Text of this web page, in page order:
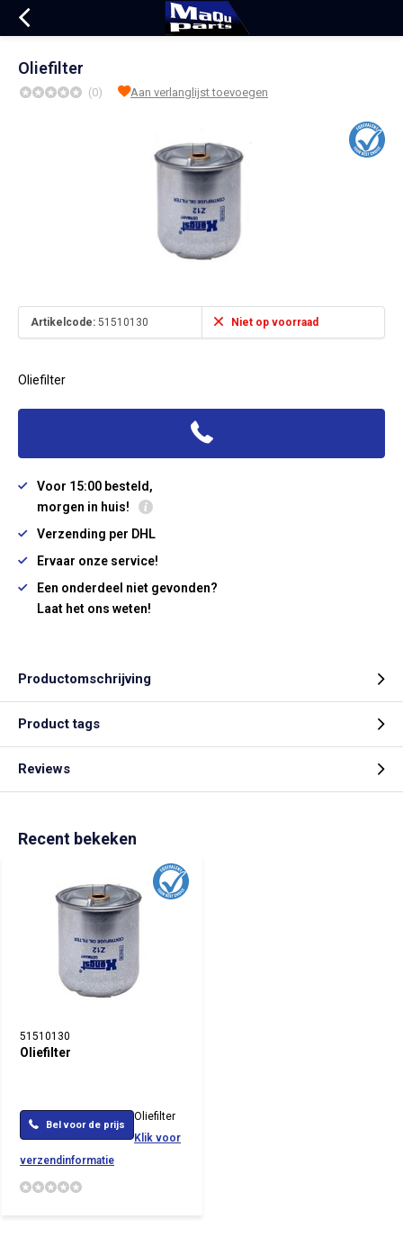
Oliefilter
(0) Aan verlanglijst toevoegen
Artikelcode: 51510130 Niet op voorraad
Oliefilter
Voor 15:00 besteld,
morgen in huis!
Verzending per DHL
Ervaar onze service!
Een onderdeel niet gevonden?
Laat het ons weten!
Productomschrijving
Product tags
Reviews
Recent bekeken
51510130
Oliefilter
Bel voor de prijs
Oliefilter
Klik voor
verzendinformatie